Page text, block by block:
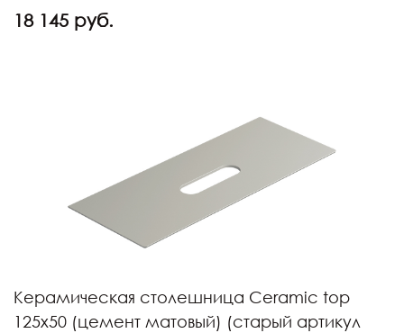
18 145 руб.
Керамическая столешница Ceramic top
125x50 (цемент матовый) (старый артикул